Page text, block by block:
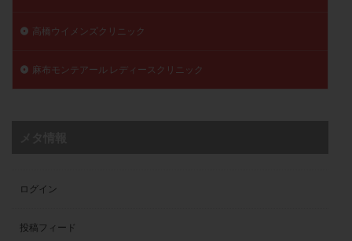
高橋ウイメンズクリニック
麻布モンテアール レディースクリニック
ログイン
投稿フィード